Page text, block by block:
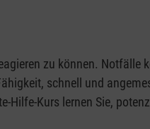
zu können. Notfälle
schnell und
Hilfe-Kurs lernen Sie,